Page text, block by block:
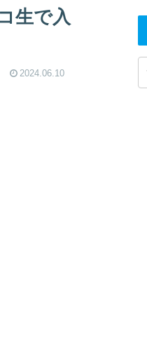
生で入
2024.06.10